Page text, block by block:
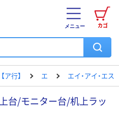
カゴ
メニュー
ア行】 エ エイ・アイ・エス
上台/モニター台/机上ラッ